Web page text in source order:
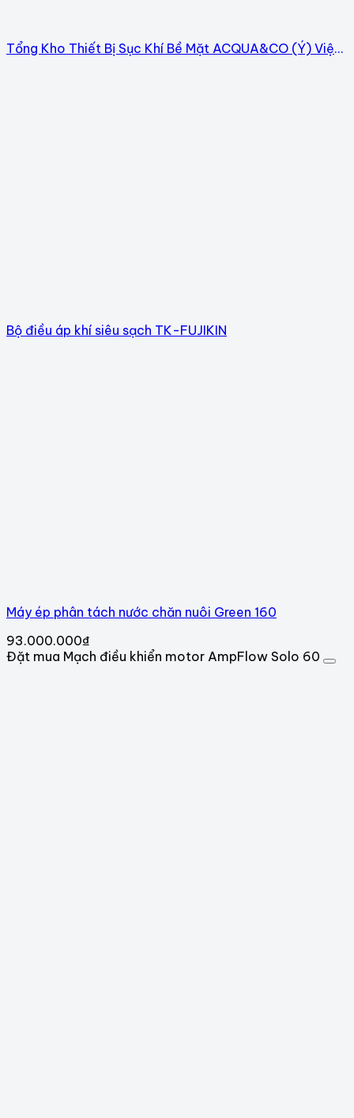
Tổng Kho Thiết Bị Sục Khí Bề Mặt ACQUA&CO (Ý) Việt
Bộ điều áp khí siêu sạch TK-FUJIKIN
Máy ép phân tách nước chăn nuôi Green 160
93.000.000₫
Đặt mua Mạch điều khiển motor AmpFlow Solo 60